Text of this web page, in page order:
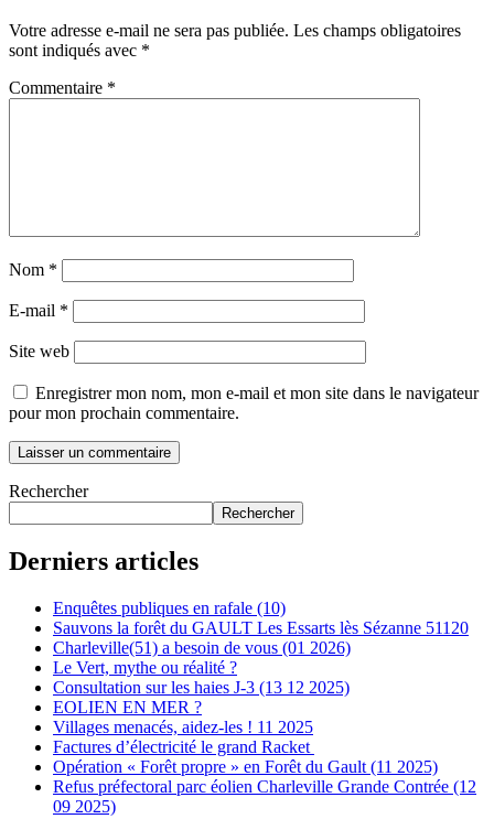
Votre adresse e-mail ne sera pas publiée. Les champs obligatoires
sont indiqués avec *
Commentaire *
Nom *
E-mail *
Site web
Enregistrer mon nom, mon e-mail et mon site dans le navigateur
pour mon prochain commentaire.
Rechercher
Rechercher
Derniers articles
Enquêtes publiques en rafale (10)
Sauvons la forêt du GAULT Les Essarts lès Sézanne 51120
Charleville(51) a besoin de vous (01 2026)
Le Vert, mythe ou réalité ?
Consultation sur les haies J-3 (13 12 2025)
EOLIEN EN MER ?
Villages menacés, aidez-les ! 11 2025
Factures d’électricité le grand Racket
Opération « Forêt propre » en Forêt du Gault (11 2025)
Refus préfectoral parc éolien Charleville Grande Contrée (12
09 2025)